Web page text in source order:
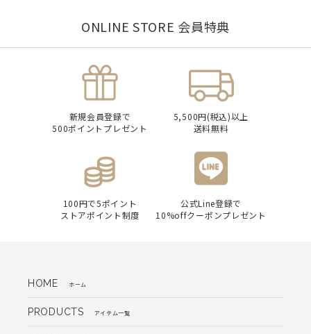
ONLINE STORE 会員特典
新規会員登録で
500ポイントプレゼント
5,500円(税込)以上
送料無料
100円で5ポイント
ストアポイント制度
公式Line登録で
10%offクーポンプレゼント
HOME ホーム
PRODUCTS アイテム一覧